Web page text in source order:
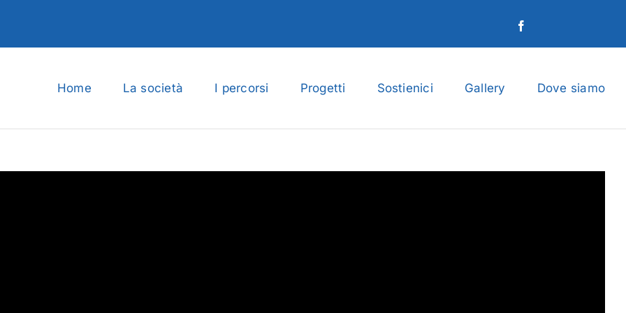
Home La società I percorsi Progetti Sostienici Gallery Dove siamo